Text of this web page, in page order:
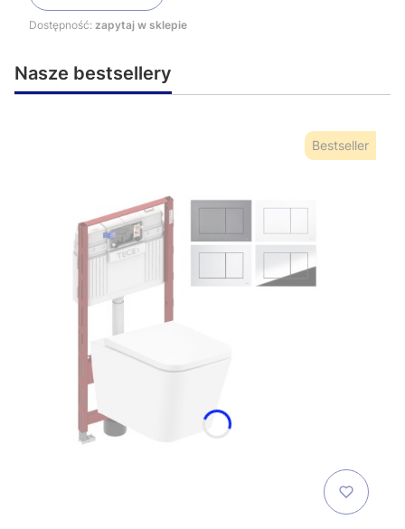
Dostępność: zapytaj w sklepie
Nasze bestsellery
Bestseller